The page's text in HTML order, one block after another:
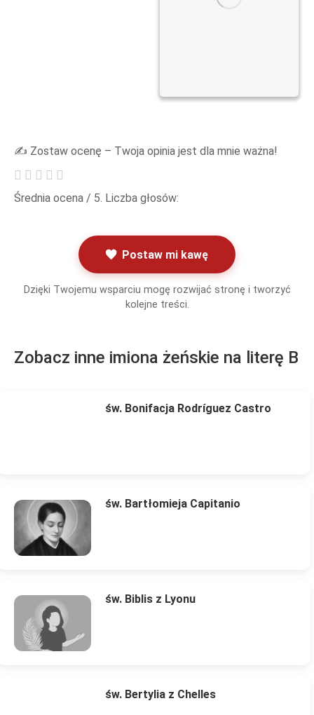
✍️ Zostaw ocenę – Twoja opinia jest dla mnie ważna!
Średnia ocena / 5. Liczba głosów:
Postaw mi kawę
Dzięki Twojemu wsparciu mogę rozwijać stronę i tworzyć
kolejne treści.
Zobacz inne imiona żeńskie na literę B
św. Bonifacja Rodríguez Castro
św. Bartłomieja Capitanio
św. Biblis z Lyonu
św. Bertylia z Chelles